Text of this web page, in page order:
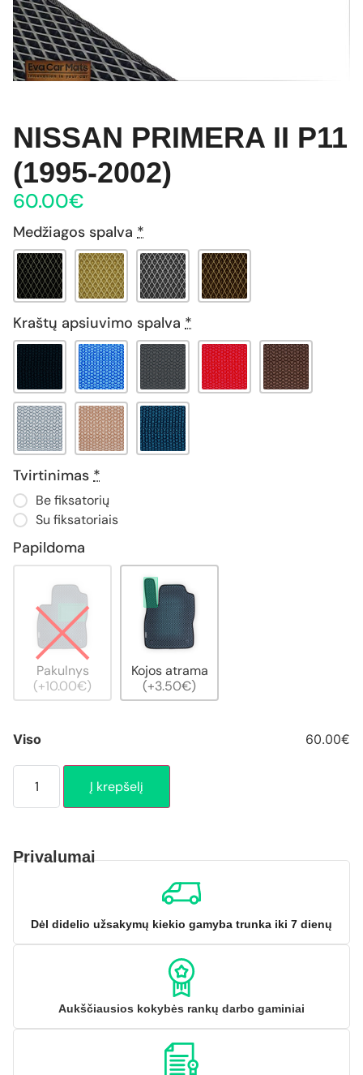
NISSAN PRIMERA II P11
(1995-2002)
60.00€
Medžiagos spalva *
Kraštų apsiuvimo spalva *
Tvirtinimas *
Be fiksatorių
Su fiksatoriais
Papildoma
Pakulnys
(+10.00€)
Kojos atrama
(+3.50€)
Viso 60.00€
Į krepšelį
Privalumai
Dėl didelio užsakymų kiekio gamyba trunka iki 7 dienų
Aukščiausios kokybės rankų darbo gaminiai